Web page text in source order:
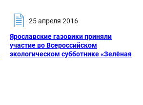
25 апреля 2016
Ярославские газовики приняли
участие во Всероссийском
экологическом субботнике «Зелёная